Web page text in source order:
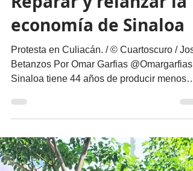
migueldealba5
18 mar 2025
4 min de lectura
Opinión
Reparar y relanzar la
economía de Sinaloa
Protesta en Culiacán. / © Cuartoscuro /
Betanzos Por Omar Garfias @Omargarfias
Sinaloa tiene 44 años de producir menos
que el...